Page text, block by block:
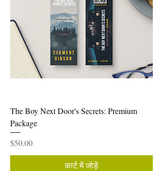
The Boy Next Door's Secrets: Premium
Package
मूल्य
$50.00
कार्ट में जोड़ें